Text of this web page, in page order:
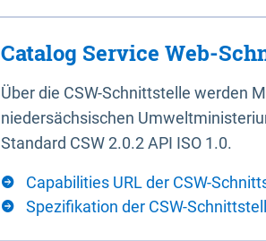
Catalog Service Web-
Über die CSW-Schnittstelle werden
niedersächsischen
Standard CSW 2.0.2 API ISO 1.0.
Capabilities URL der CSW-
Spezifikation der CSW-